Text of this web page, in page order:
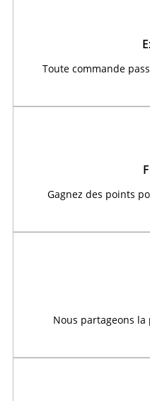
Toute commande
Gagnez des points
Nous partageons